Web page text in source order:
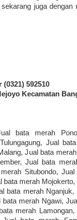
juga dengan
(0321) 592510
Kecamatan
bata merah
Jual
Jual bata
Jual bata
Situbondo,
merah
bata merah
merah Ngawi,
merah